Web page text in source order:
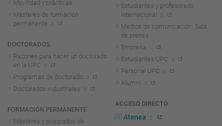
Movilidad y prácticas
Másteres de formación
permanente
DOCTORADOS
Razones para hacer un doctorado
en la UPC
Programas de doctorado
Doctorados industriales
FORMACIÓN PERMANENTE
Másteres y posgrados de
Estudiantes y profesorado
internacional
Medios de comunicación. Sala
de prensa
Empresa
Estudiantes UPC
Personal UPC
Alumni
ACCESO DIRECTO
Atenea